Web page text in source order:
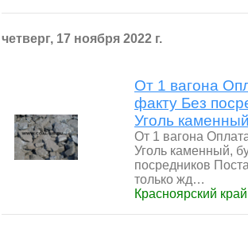
четверг, 17 ноября 2022 г.
От 1 вагона
факту Без
Уголь
От 1 вагона
Уголь каменный,
посредников
только жд…
Красноярский